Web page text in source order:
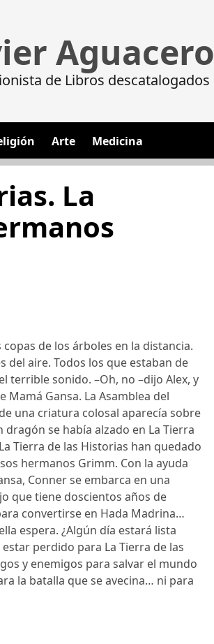
Aguacero
de Libros descatalogados
Arte Medicina
La
de los árboles en la distancia.
aire. Todos los que estaban de
terrible sonido. –Oh, no –dijo Alex, y
Gansa. La Asamblea del
una criatura colosal aparecía sobre
se había alzado en La Tierra
Tierra de las Historias han quedado
hermanos Grimm. Con la ayuda
Conner se embarca en una
que tiene doscientos años de
convertirse en Hada Madrina…
espera. ¿Algún día estará lista
perdido para La Tierra de las
y enemigos para salvar el mundo
la batalla que se avecina… ni para